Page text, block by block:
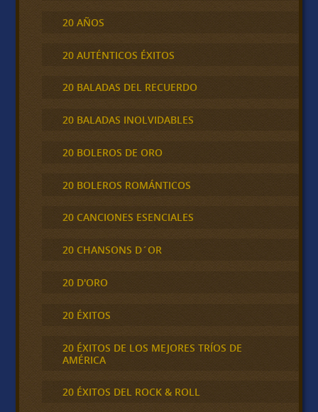
20 AÑOS
20 AUTÉNTICOS ÉXITOS
20 BALADAS DEL RECUERDO
20 BALADAS INOLVIDABLES
20 BOLEROS DE ORO
20 BOLEROS ROMÁNTICOS
20 CANCIONES ESENCIALES
20 CHANSONS D´OR
20 D'ORO
20 ÉXITOS
20 ÉXITOS DE LOS MEJORES TRÍOS DE
AMÉRICA
20 ÉXITOS DEL ROCK & ROLL